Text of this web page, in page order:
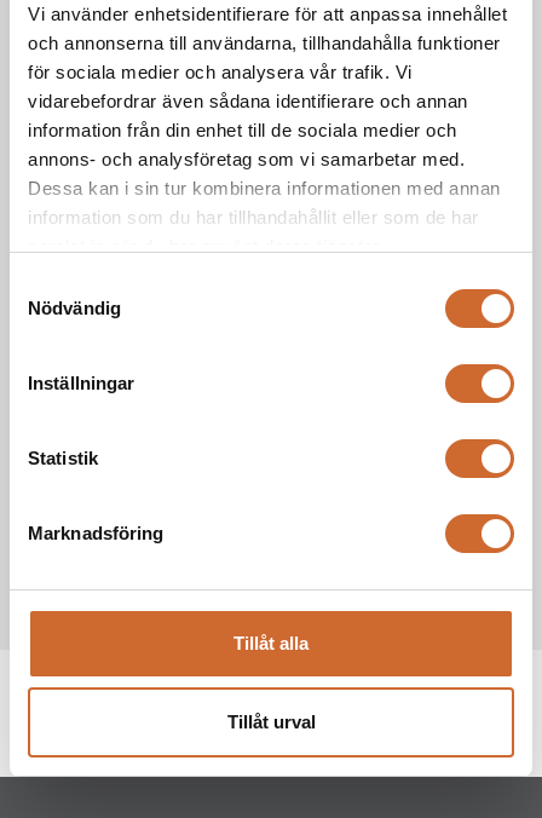
Vi använder enhetsidentifierare för att anpassa innehållet
och annonserna till användarna, tillhandahålla funktioner
för sociala medier och analysera vår trafik. Vi
vidarebefordrar även sådana identifierare och annan
information från din enhet till de sociala medier och
annons- och analysföretag som vi samarbetar med.
Dessa kan i sin tur kombinera informationen med annan
information som du har tillhandahållit eller som de har
Nödvändig
Inställningar
Statistik
Marknadsföring
Tillåt alla
Tillåt urval
Körhastighet
Hydrauloljetank 54 Liter
Dieseltank 47 Liter
1750 kg
Produkttaggar